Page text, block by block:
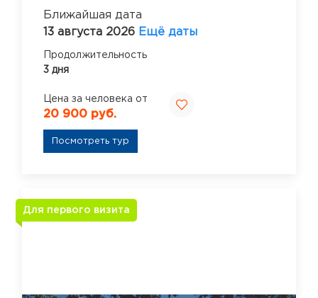
Ближайшая дата
13 августа 2026 Ещё даты
Продолжительность
3 дня
Цена за человека от
20 900 руб.
Посмотреть тур
Для первого визита